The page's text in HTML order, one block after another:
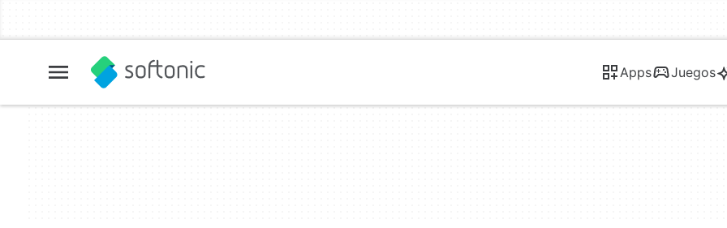
Apps Juegos